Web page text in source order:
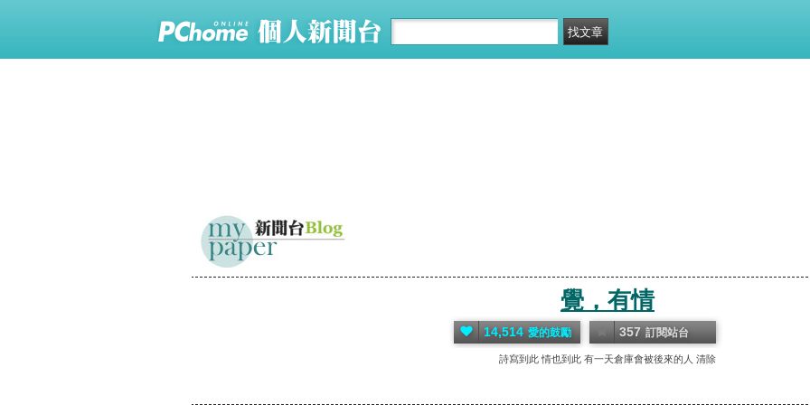
覺，有情
詩寫到此 情也到此 有一天倉庫會被後來的人 清除
14,514 愛的鼓勵 357 訂閱站台